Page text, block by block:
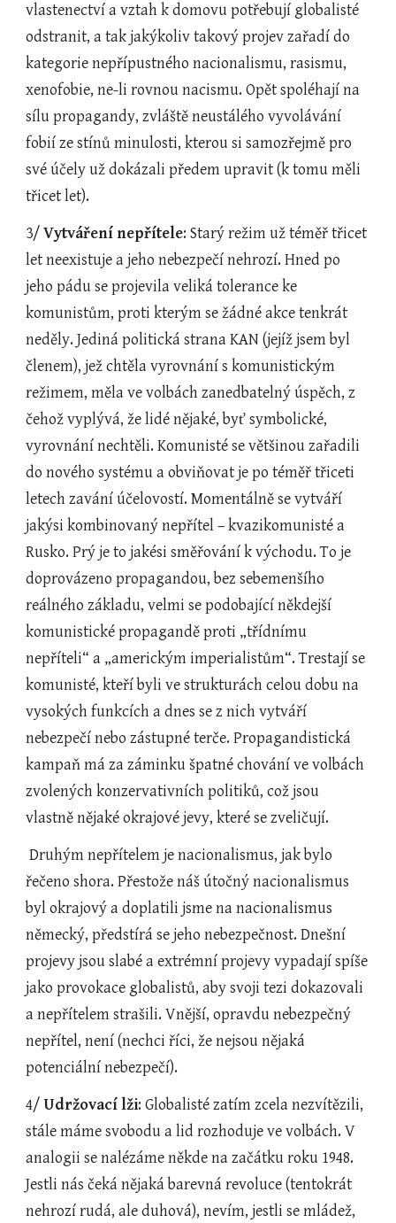
vlastenectví a vztah k domovu potřebují globalisté
odstranit, a tak jakýkoliv takový projev zařadí do
kategorie nepřípustného nacionalismu, rasismu,
xenofobie, ne-li rovnou nacismu. Opět spoléhají na
sílu propagandy, zvláště neustálého vyvolávání
fobií ze stínů minulosti, kterou si samozřejmě pro
své účely už dokázali předem upravit (k tomu měli
třicet let).
3/ Vytváření nepřítele: Starý režim už téměř třicet
let neexistuje a jeho nebezpečí nehrozí. Hned po
jeho pádu se projevila veliká tolerance ke
komunistům, proti kterým se žádné akce tenkrát
neděly. Jediná politická strana KAN (jejíž jsem byl
členem), jež chtěla vyrovnání s komunistickým
režimem, měla ve volbách zanedbatelný úspěch, z
čehož vyplývá, že lidé nějaké, byť symbolické,
vyrovnání nechtěli. Komunisté se většinou zařadili
do nového systému a obviňovat je po téměř třiceti
letech zavání účelovostí. Momentálně se vytváří
jakýsi kombinovaný nepřítel – kvazikomunisté a
Rusko. Prý je to jakési směřování k východu. To je
doprovázeno propagandou, bez sebemenšího
reálného základu, velmi se podobající někdejší
komunistické propagandě proti „třídnímu
nepříteli“ a „americkým imperialistům“. Trestají se
komunisté, kteří byli ve strukturách celou dobu na
vysokých funkcích a dnes se z nich vytváří
nebezpečí nebo zástupné terče. Propagandistická
kampaň má za záminku špatné chování ve volbách
zvolených konzervativních politiků, což jsou
vlastně nějaké okrajové jevy, které se zveličují.
Druhým nepřítelem je nacionalismus, jak bylo
řečeno shora. Přestože náš útočný nacionalismus
byl okrajový a doplatili jsme na nacionalismus
německý, předstírá se jeho nebezpečnost. Dnešní
projevy jsou slabé a extrémní projevy vypadají spíše
jako provokace globalistů, aby svoji tezi dokazovali
a nepřítelem strašili. Vnější, opravdu nebezpečný
nepřítel, není (nechci říci, že nejsou nějaká
potenciální nebezpečí).
4/ Udržovací lži: Globalisté zatím zcela nezvítězili,
stále máme svobodu a lid rozhoduje ve volbách. V
analogii se nalézáme někde na začátku roku 1948.
Jestli nás čeká nějaká barevná revoluce (tentokrát
nehrozí rudá, ale duhová), nevím, jestli se mládež,